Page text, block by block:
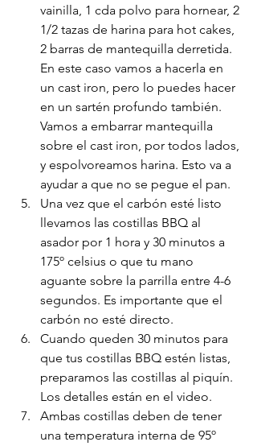
vainilla, 1 cda polvo para hornear, 2
1/2 tazas de harina para hot cakes,
2 barras de mantequilla derretida.
En este caso vamos a hacerla en
un cast iron, pero lo puedes hacer
en un sartén profundo también.
Vamos a embarrar mantequilla
sobre el cast iron, por todos lados,
y espolvoreamos harina. Esto va a
ayudar a que no se pegue el pan.
Una vez que el carbón esté listo
llevamos las costillas BBQ al
asador por 1 hora y 30 minutos a
175º celsius o que tu mano
aguante sobre la parrilla entre 4-6
segundos. Es importante que el
carbón no esté directo.
Cuando queden 30 minutos para
que tus costillas BBQ estén listas,
preparamos las costillas al piquín.
Los detalles están en el video.
Ambas costillas deben de tener
una temperatura interna de 95º